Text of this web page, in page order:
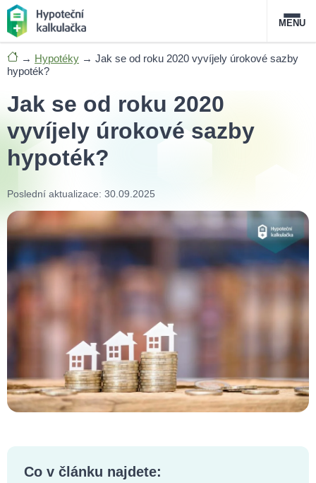
Nabídka hypoték
Magazín
Průvodce hypotékami
MENU
→ Hypotéky → Jak se od roku 2020 vyvíjely úrokové sazby
hypoték?
Jak se od roku 2020
vyvíjely úrokové sazby
hypoték?
Poslední aktualizace: 30.09.2025
Co v článku najdete: